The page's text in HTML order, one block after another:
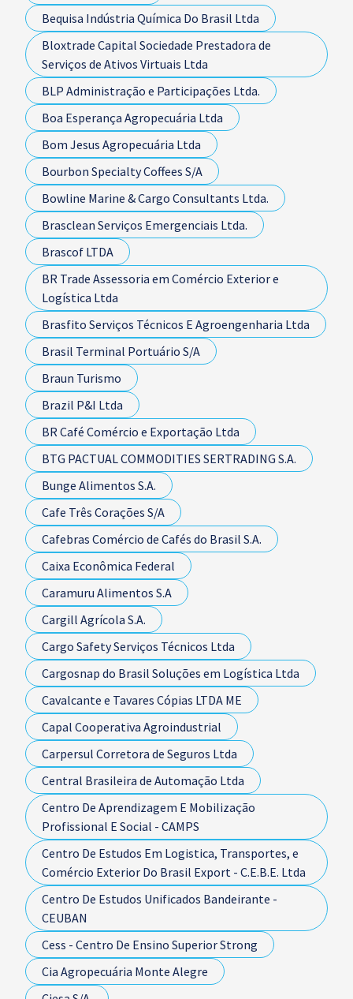
Bequisa Indústria Química Do Brasil Ltda
Bloxtrade Capital Sociedade Prestadora de
Serviços de Ativos Virtuais Ltda
BLP Administração e Participações Ltda.
Boa Esperança Agropecuária Ltda
Bom Jesus Agropecuária Ltda
Bourbon Specialty Coffees S/A
Bowline Marine & Cargo Consultants Ltda.
Brasclean Serviços Emergenciais Ltda.
Brascof LTDA
BR Trade Assessoria em Comércio Exterior e
Logística Ltda
Brasfito Serviços Técnicos E Agroengenharia Ltda
Brasil Terminal Portuário S/A
Braun Turismo
Brazil P&I Ltda
BR Café Comércio e Exportação Ltda
BTG PACTUAL COMMODITIES SERTRADING S.A.
Bunge Alimentos S.A.
Cafe Três Corações S/A
Cafebras Comércio de Cafés do Brasil S.A.
Caixa Econômica Federal
Caramuru Alimentos S.A
Cargill Agrícola S.A.
Cargo Safety Serviços Técnicos Ltda
Cargosnap do Brasil Soluções em Logística Ltda
Cavalcante e Tavares Cópias LTDA ME
Capal Cooperativa Agroindustrial
Carpersul Corretora de Seguros Ltda
Central Brasileira de Automação Ltda
Centro De Aprendizagem E Mobilização
Profissional E Social - CAMPS
Centro De Estudos Em Logistica, Transportes, e
Comércio Exterior Do Brasil Export - C.E.B.E. Ltda
Centro De Estudos Unificados Bandeirante -
CEUBAN
Cess - Centro De Ensino Superior Strong
Cia Agropecuária Monte Alegre